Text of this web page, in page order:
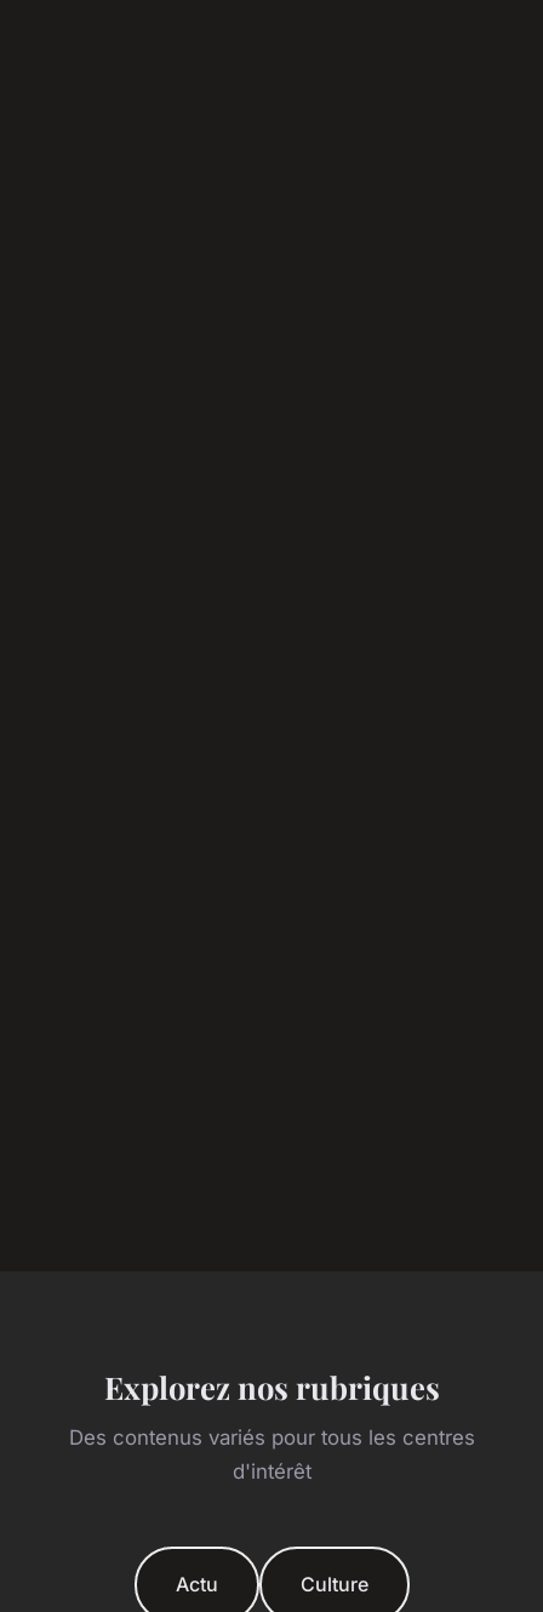
Explorez nos rubriques
Des contenus variés pour tous les centres
d'intérêt
Actu Culture